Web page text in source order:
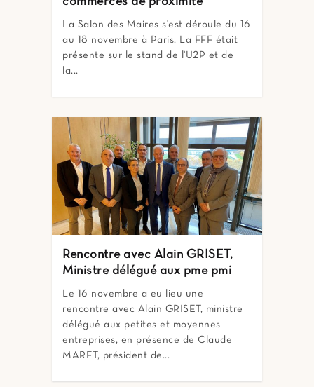
La Salon des Maires s'est déroule du 16
au 18 novembre à Paris. La FFF était
présente sur le stand de l'U2P et de
la...
Rencontre avec Alain GRISET,
Ministre délégué aux pme pmi
Le 16 novembre a eu lieu une
rencontre avec Alain GRISET, ministre
délégué aux petites et moyennes
entreprises, en présence de Claude
MARET, président de...